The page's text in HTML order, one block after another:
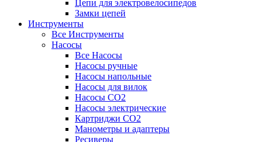
Цепи для электровелосипедов
Замки цепей
Инструменты
Все Инструменты
Насосы
Все Насосы
Насосы ручные
Насосы напольные
Насосы для вилок
Насосы CO2
Насосы электрические
Картриджи CO2
Манометры и адаптеры
Ресиверы